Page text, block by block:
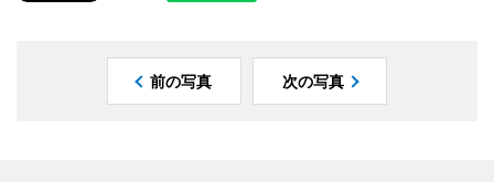
前の写真 次の写真